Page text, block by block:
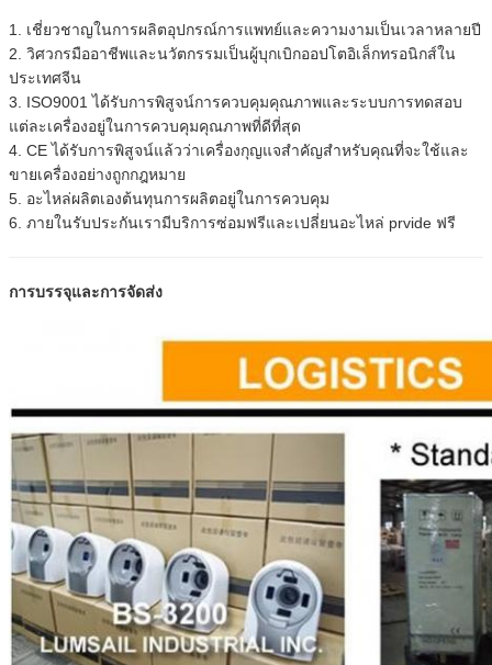
ฝากข้อความ
เราจะโทรกลับหาคุณเร็ว
1. เชี่ยวชาญในการผลิตอุปกรณ์การแพทย์และความงามเป็นเวลาหลายปี
2. วิศวกรมืออาชีพและนวัตกรรมเป็นผู้บุกเบิกออปโตอิเล็กทรอนิกส์ใน
ประเทศจีน
3. ISO9001 ได้รับการพิสูจน์การควบคุมคุณภาพและระบบการทดสอบ
แต่ละเครื่องอยู่ในการควบคุมคุณภาพที่ดีที่สุด
4. CE ได้รับการพิสูจน์แล้วว่าเครื่องกุญแจสำคัญสำหรับคุณที่จะใช้และ
ขายเครื่องอย่างถูกกฎหมาย
5. อะไหล่ผลิตเองต้นทุนการผลิตอยู่ในการควบคุม
6. ภายในรับประกันเรามีบริการซ่อมฟรีและเปลี่ยนอะไหล่ prvide ฟรี
การบรรจุและการจัดส่ง